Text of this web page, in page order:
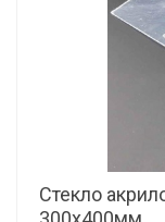
Стекло